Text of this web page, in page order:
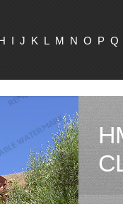
I J K L M N O P Q